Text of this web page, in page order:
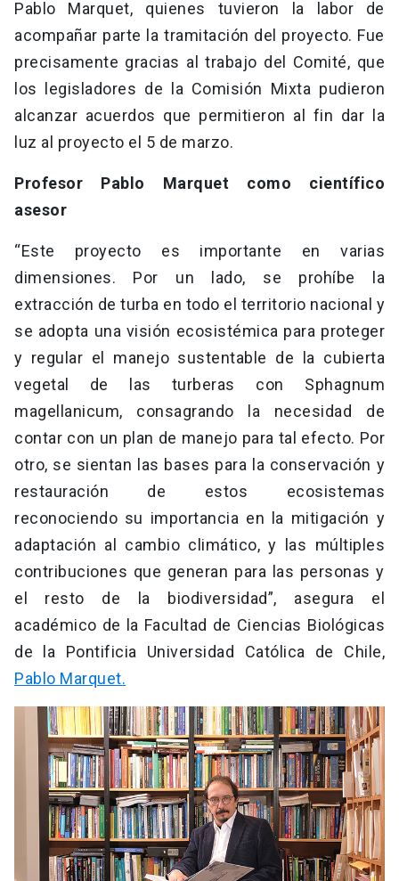
Pablo Marquet, quienes tuvieron la labor de
acompañar parte la tramitación del proyecto. Fue
precisamente gracias al trabajo del Comité, que
los legisladores de la Comisión Mixta pudieron
alcanzar acuerdos que permitieron al fin dar la
luz al proyecto el 5 de marzo.
Profesor Pablo Marquet como científico
asesor
“Este proyecto es importante en varias
dimensiones. Por un lado, se prohíbe la
extracción de turba en todo el territorio nacional y
se adopta una visión ecosistémica para proteger
y regular el manejo sustentable de la cubierta
vegetal de las turberas con Sphagnum
magellanicum, consagrando la necesidad de
contar con un plan de manejo para tal efecto. Por
otro, se sientan las bases para la conservación y
restauración de estos ecosistemas
reconociendo su importancia en la mitigación y
adaptación al cambio climático, y las múltiples
contribuciones que generan para las personas y
el resto de la biodiversidad”, asegura el
académico de la Facultad de Ciencias Biológicas
de la Pontificia Universidad Católica de Chile,
Pablo Marquet.